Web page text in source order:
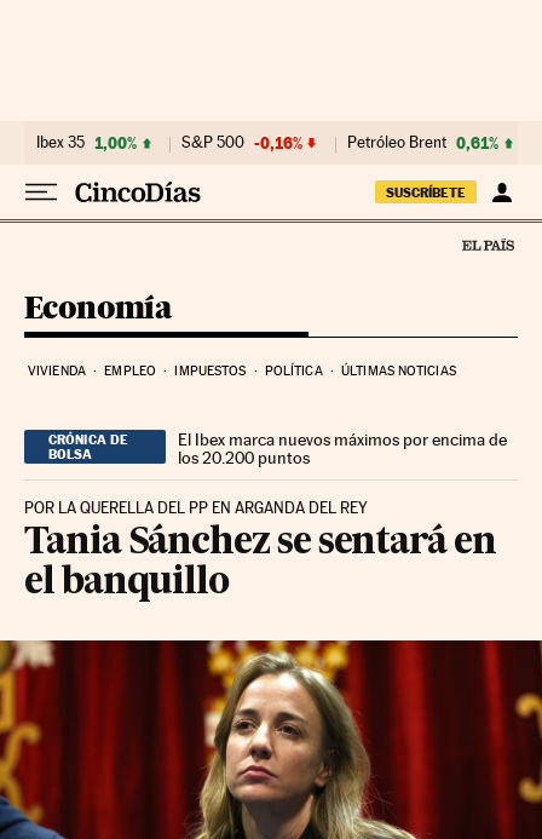
Ibex 35 1,00% S&P 500 -0,16% Petróleo Brent 0,61%
SUSCRÍBETE
Economía
VIVIENDA EMPLEO IMPUESTOS POLÍTICA ÚLTIMAS NOTICIAS
CRÓNICA DE
BOLSA
El Ibex marca nuevos máximos por encima de
los 20.200 puntos
POR LA QUERELLA DEL PP EN ARGANDA DEL REY
Tania Sánchez se sentará en
el banquillo